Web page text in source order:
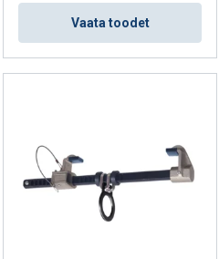
Vaata toodet